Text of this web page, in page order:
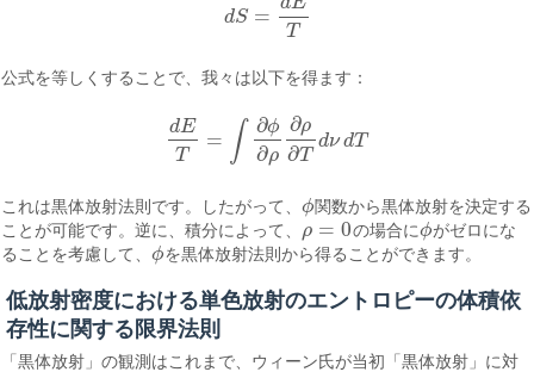
dS =
T
dS=d ET
公式を等しくすることで、我々は以下を得ます：
dE
T
= ∫ ∂ϕ
∂ρ
∂ρ
∂T
dν dT
d ET= ∂ ∂ρ∂ρ∂TdνdT
これは黒体放射法則です。したがって、ϕ
ϕ 関数から黒体放射を決定する
ことが可能です。逆に、積分によって、 ρ = 0
ρ=0 の場合にϕ
ϕ がゼロにな
ることを考慮して、ϕ
ϕ を黒体放射法則から得ることができます。
低放射密度における単色放射のエントロピーの体積依
存性に関する限界法則
「黒体放射」の観測はこれまで、ウィーン氏が当初「黒体放射」に対